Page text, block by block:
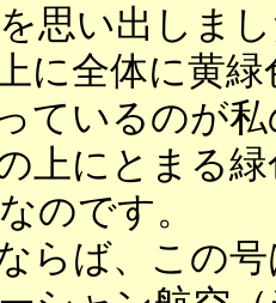
思い出しま
に全体に黄緑
ているのが
上にとまる
のです。
らば、この号